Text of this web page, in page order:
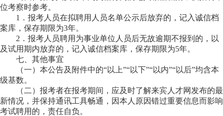
位考察时参考。
1．报考人员在拟聘用人员名单公示后放弃的，记入诚信档
案库，保存期限为3年。
2．报考人员聘用为事业单位人员后无故逾期不报到的，以
及试用期内放弃的，记入诚信档案库，保存期限为5年。
七 、其他事宜
（一）本公告及附件中的“以上”“以下”“以内”“以后”均含本
级基数。
（二）报考者在报考期间，应及时了解来宾人才网发布的最
新情况，并保持通讯工具畅通，因本人原因错过重要信息而影响
考试聘用的，责任自负。